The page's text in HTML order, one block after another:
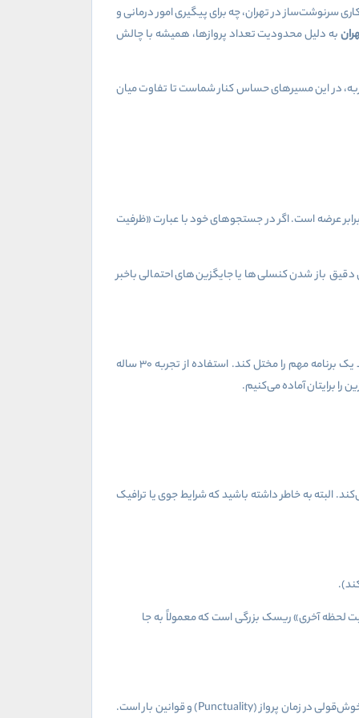
سرنوشت‌ساز در تهران، چه برای پیگیری امور درمانی و
به دلیل محدودیت تعداد پروازها، همیشه با چالش
بلیط پرواز لار تهران صرفاً یک برگه نیست، بلکه اطمینان از به زمین نماندن است. طاهاگشت با بیش از ۳۰ سال تجربه، در این مسیرهای حساس کنار شماست تا تفاوت میان
عرضه است. اگر در جستجوهای خود با عبارت «ظرفیت
باز شدن کنسلی‌ها یا جایگزین‌های احتمالی باخبر
ما می‌دانیم که اکثر مسافران این خط، مسافران کاری یا درمانی هستند. برای شما، تاخیر یا کنسلی فقط یک اتفاق ساده نیست، بلکه می‌تواند یک برنامه مهم را مختل کند. استفاده از تجربه ۳۰ ساله
برایتان آماده می‌کنیم.
البته به خاطر داشته باشید که شرایط جوی یا ترافیک
انتظار برای «بلیت لحظه آخری» ریسک بزرگی است که معمولاً به جا
در زمان پرواز (Punctuality) و قوانین بار است.